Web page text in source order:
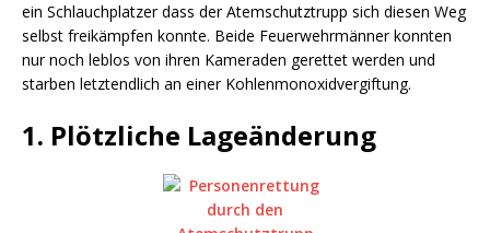
ein Schlauchplatzer dass der Atemschutztrupp sich diesen Weg
selbst freikämpfen konnte. Beide Feuerwehrmänner konnten
nur noch leblos von ihren Kameraden gerettet werden und
starben letztendlich an einer Kohlenmonoxidvergiftung.
1. Plötzliche Lageänderung